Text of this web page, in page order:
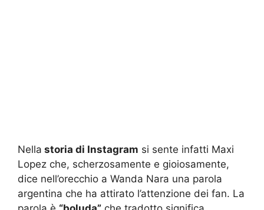
Nella storia di Instagram si sente infatti Maxi
Lopez che, scherzosamente e gioiosamente,
dice nell’orecchio a Wanda Nara una parola
argentina che ha attirato l’attenzione dei fan. La